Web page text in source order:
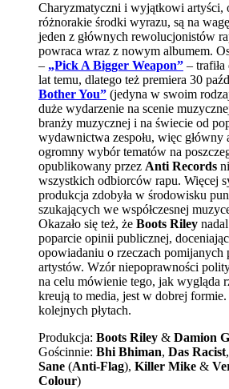
Charyzmatyczni i wyjątkowi artyści,
różnorakie środki wyrazu, są na wagę
jeden z głównych rewolucjonistów
powraca wraz z nowym albumem.
– „Pick A Bigger Weapon” –
lat temu, dlatego też premiera 30
Bother You” (jedyna w swoim
duże wydarzenie na scenie
branży muzycznej i na świecie od
wydawnictwa zespołu, więc główny
ogromny wybór tematów na
opublikowany przez Anti Records
wszystkich odbiorców rapu. Więcej
produkcja zdobyła w środowisku
szukających we współczesnej
Okazało się też, że Boots Riley
poparcie opinii publicznej,
opowiadaniu o rzeczach pomijanych
artystów. Wzór niepoprawności
na celu mówienie tego, jak wygląda
kreują to media, jest w dobrej
kolejnych płytach.
Produkcja: Boots Riley & Damion
Gościnnie: Bhi Bhiman, Das Racist,
Sane (Anti-Flag), Killer Mike &
Colour)